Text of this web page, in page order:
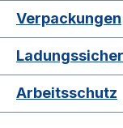
Verpackungen
Arbeitsschutz